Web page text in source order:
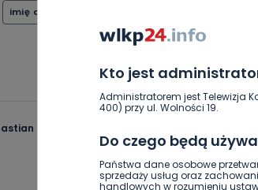
Kto jest
Administratorem jest Telewizja
400) przy ul. Wolności 19.
Do czego będą
Państwa dane osobowe
sprzedaży usług oraz
handlowych w rozumieniu
imię dla żubra
Matyszczak